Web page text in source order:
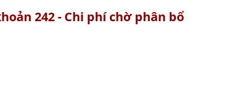
242 - Chi phí chờ phân bổ